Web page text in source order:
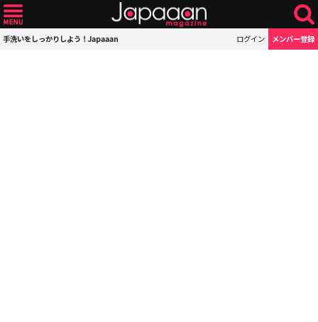
手洗いをしっかりしよう！Japaaan ログイン メンバー登録